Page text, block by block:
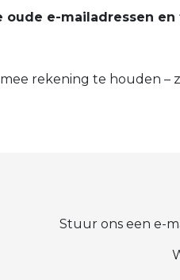
oude e-mailadressen
rekening te houden –
Stuur ons een e-